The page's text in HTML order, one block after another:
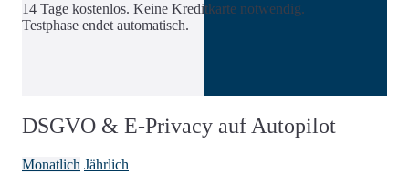
14 Tage kostenlos. Keine Kreditkarte notwendig.
Testphase endet automatisch.
DSGVO & E-Privacy auf Autopilot
Monatlich Jährlich